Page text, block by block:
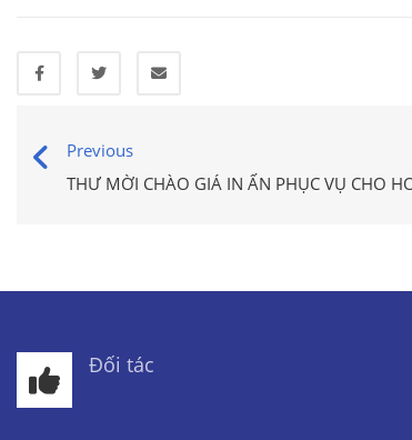
Previous
THƯ MỜI CHÀO GIÁ IN ẤN PHỤC VỤ CHO
Đối tác